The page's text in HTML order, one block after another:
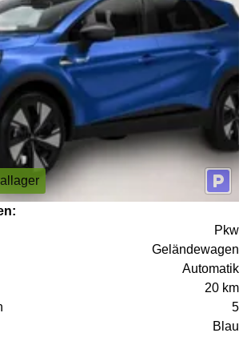
Pkw
Geländewagen
Automatik
20 km
5
Blau